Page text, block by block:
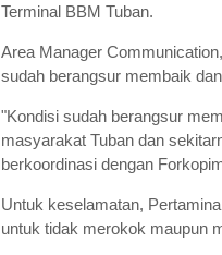
Terminal BBM Tuban.
Area Manager
sudah berangsur membaik
"Kondisi sudah berangsur
masyarakat Tuban dan
berkoordinasi dengan
Untuk keselamatan,
untuk tidak merokok maupun